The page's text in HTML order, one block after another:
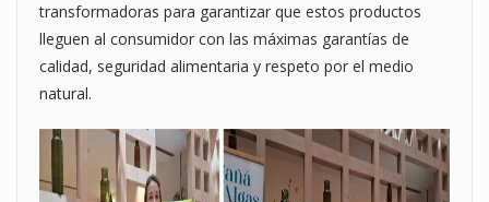
transformadoras para garantizar que estos productos
lleguen al consumidor con las máximas garantías de
calidad, seguridad alimentaria y respeto por el medio
natural.